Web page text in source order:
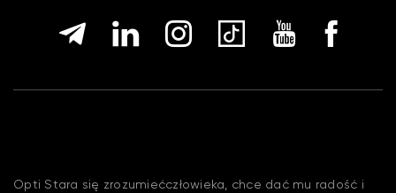
Opti Stara się zrozumiećczłowieka, chce dać mu radość i